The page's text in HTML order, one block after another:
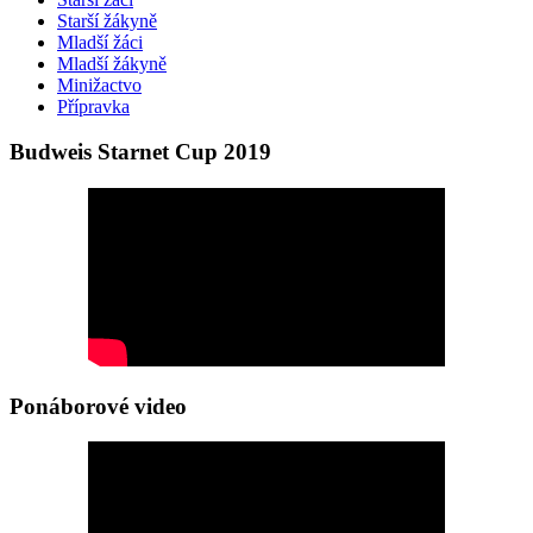
Starší žákyně
Mladší žáci
Mladší žákyně
Minižactvo
Přípravka
Budweis Starnet Cup 2019
Ponáborové video